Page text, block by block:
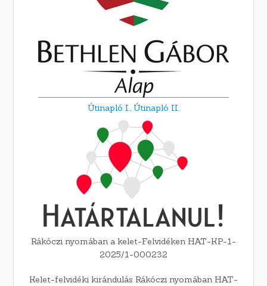
Útinapló I., Útinapló II.
Rákóczi nyomában a kelet-Felvidéken HAT-KP-1-
2025/1-000232
Kelet-felvidéki kirándulás Rákóczi nyomában HAT-